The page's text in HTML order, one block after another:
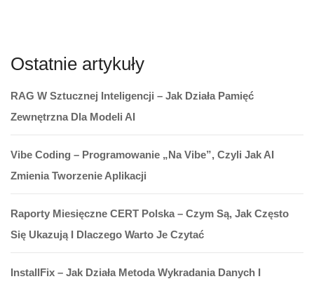
Ostatnie artykuły
RAG W Sztucznej Inteligencji – Jak Działa Pamięć
Zewnętrzna Dla Modeli AI
Vibe Coding – Programowanie „na Vibe”, Czyli Jak AI
Zmienia Tworzenie Aplikacji
Raporty Miesięczne CERT Polska – Czym Są, Jak Często
Się Ukazują I Dlaczego Warto Je Czytać
InstallFix – Jak Działa Metoda Wykradania Danych I